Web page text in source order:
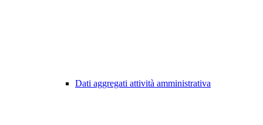
Dati aggregati attività amministrativa